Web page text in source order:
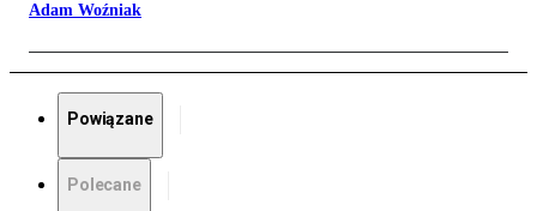
Adam Woźniak
Powiązane
Polecane